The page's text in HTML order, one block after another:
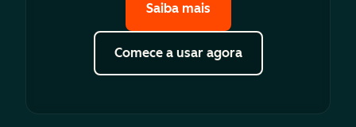
Saiba mais
Comece a usar agora